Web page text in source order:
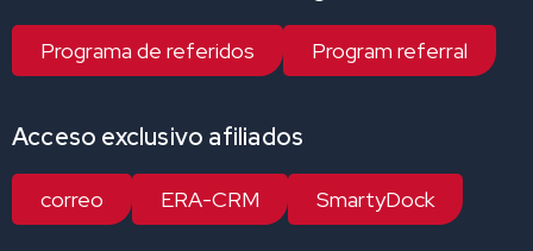
Programa de referidos Program referral
Acceso exclusivo afiliados
correo ERA-CRM SmartyDock